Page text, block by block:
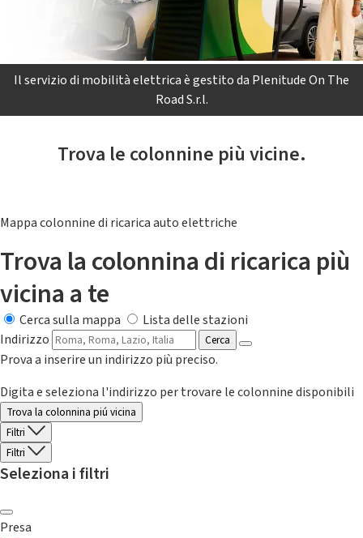
Il servizio di mobilità elettrica è gestito da Plenitude On The
Road S.r.l.
Trova le colonnine più vicine.
Mappa colonnine di ricarica auto elettriche
Trova la colonnina di ricarica più
vicina a te
Cerca sulla mappa
Lista delle stazioni
Indirizzo
Cerca
Prova a inserire un indirizzo più preciso.
Digita e seleziona l'indirizzo per trovare le colonnine disponibili
Trova la colonnina piú vicina
Filtri
Filtri
Seleziona i filtri
Presa